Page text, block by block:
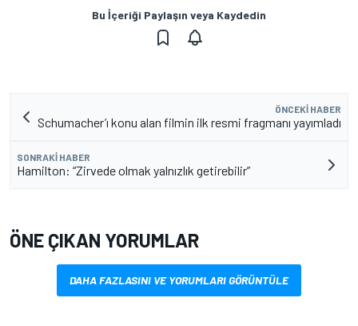
Bu İçeriği Paylaşın veya Kaydedin
ÖNCEKI HABER
Schumacher’ı konu alan filmin ilk resmi fragmanı yayımladı
SONRAKI HABER
Hamilton: “Zirvede olmak yalnızlık getirebilir”
ÖNE ÇIKAN YORUMLAR
DAHA FAZLASINI VE YORUMLARI GÖRÜNTÜLE